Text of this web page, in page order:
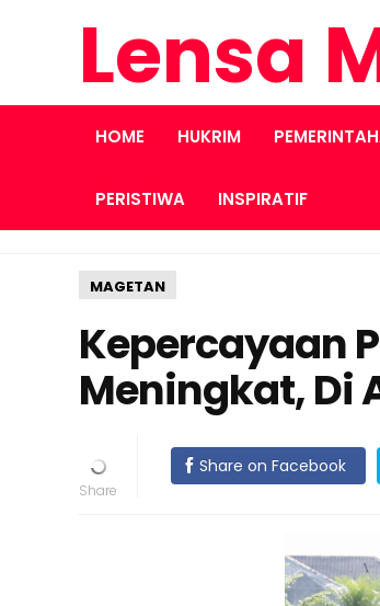
Lensa
HOME HUKRIM
PERISTIWA INSPIRATIF
MAGETAN
Kepercayaan
Meningkat, Di
Share on Facebook